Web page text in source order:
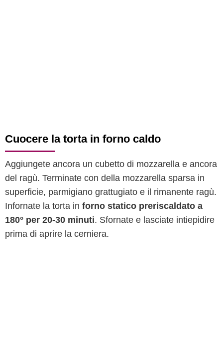
Cuocere la torta in forno caldo
Aggiungete ancora un cubetto di mozzarella e ancora
del ragù. Terminate con della mozzarella sparsa in
superficie, parmigiano grattugiato e il rimanente ragù.
Infornate la torta in forno statico preriscaldato a
180° per 20-30 minuti. Sfornate e lasciate intiepidire
prima di aprire la cerniera.